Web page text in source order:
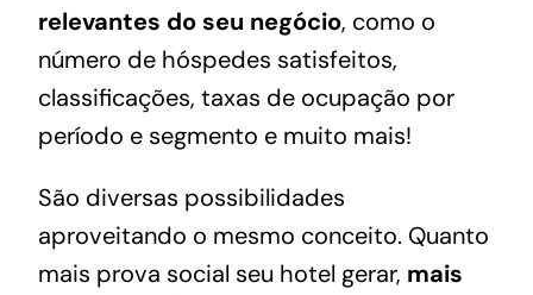
relevantes do seu negócio, como o
número de hóspedes satisfeitos,
classificações, taxas de ocupação por
período e segmento e muito mais!
São diversas possibilidades
aproveitando o mesmo conceito. Quanto
mais prova social seu hotel gerar, mais